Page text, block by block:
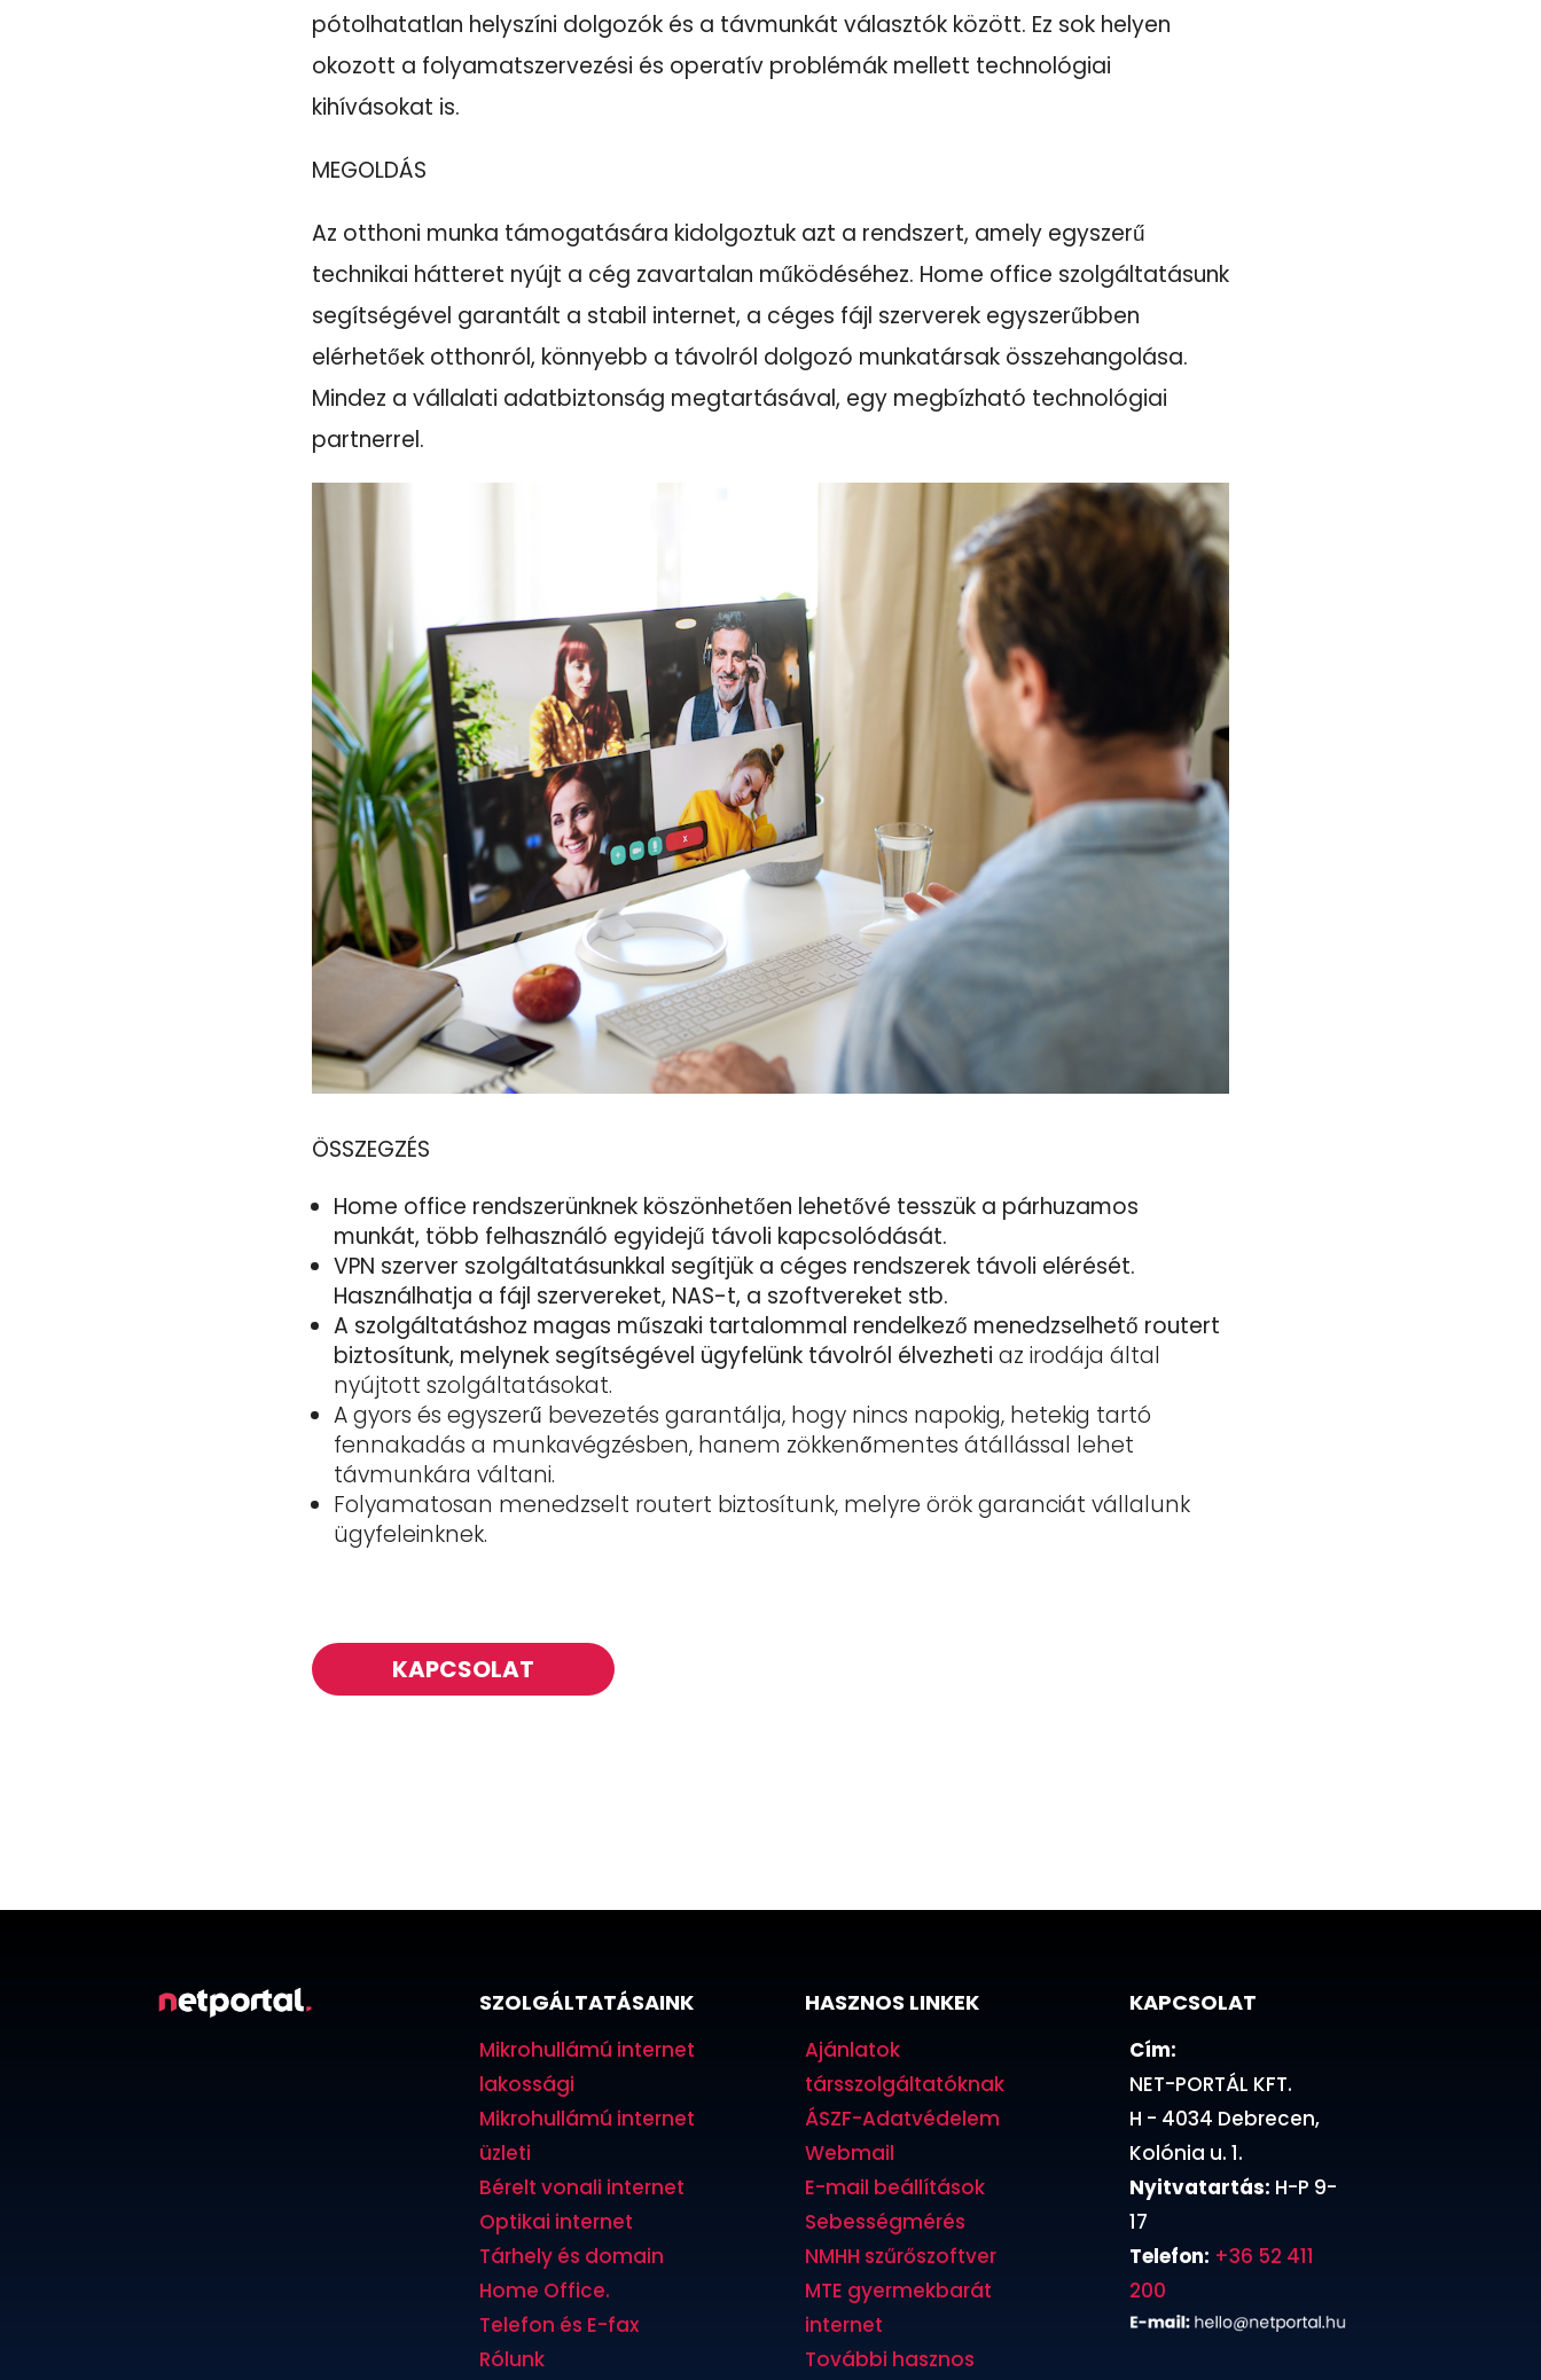
pótolhatatlan helyszíni dolgozók és a távmunkát választók között. Ez sok helyen
okozott a folyamatszervezési és operatív problémák mellett technológiai
kihívásokat is.
MEGOLDÁS
Az otthoni munka támogatására kidolgoztuk azt a rendszert, amely egyszerű
technikai hátteret nyújt a cég zavartalan működéséhez. Home office szolgáltatásunk
segítségével garantált a stabil internet, a céges fájl szerverek egyszerűbben
elérhetőek otthonról, könnyebb a távolról dolgozó munkatársak összehangolása.
Mindez a vállalati adatbiztonság megtartásával, egy megbízható technológiai
partnerrel.
ÖSSZEGZÉS
Home office rendszerünknek köszönhetően lehetővé tesszük a párhuzamos
munkát, több felhasználó egyidejű távoli kapcsolódását.
VPN szerver szolgáltatásunkkal segítjük a céges rendszerek távoli elérését.
Használhatja a fájl szervereket, NAS-t, a szoftvereket stb.
A szolgáltatáshoz magas műszaki tartalommal rendelkező menedzselhető routert
biztosítunk, melynek segítségével ügyfelünk távolról élvezheti az irodája által
nyújtott szolgáltatásokat.
A gyors és egyszerű bevezetés garantálja, hogy nincs napokig, hetekig tartó
fennakadás a munkavégzésben, hanem zökkenőmentes átállással lehet
távmunkára váltani.
Folyamatosan menedzselt routert biztosítunk, melyre örök garanciát vállalunk
ügyfeleinknek.
KAPCSOLAT
SZOLGÁLTATÁSAINK
Mikrohullámú internet
lakossági
Mikrohullámú internet
üzleti
Bérelt vonali internet
Optikai internet
Tárhely és domain
Home Office.
Telefon és E-fax
Rólunk
HASZNOS LINKEK
Ajánlatok
társszolgáltatóknak
ÁSZF-Adatvédelem
Webmail
E-mail beállítások
Sebességmérés
NMHH szűrőszoftver
MTE gyermekbarát
internet
További hasznos
KAPCSOLAT
Cím:
NET-PORTÁL KFT.
H - 4034 Debrecen,
Kolónia u. 1.
Nyitvatartás: H-P 9-
17
Telefon: +36 52 411
200